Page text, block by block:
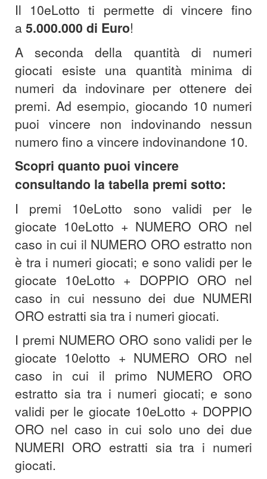
Il 10eLotto ti permette di vincere fino
a 5.000.000 di Euro!
A seconda della quantità di numeri
giocati esiste una quantità minima di
numeri da indovinare per ottenere dei
premi. Ad esempio, giocando 10 numeri
puoi vincere non indovinando nessun
numero fino a vincere indovinandone 10.
Scopri quanto puoi vincere
consultando la tabella premi sotto:
I premi 10eLotto sono validi per le
giocate 10eLotto + NUMERO ORO nel
caso in cui il NUMERO ORO estratto non
è tra i numeri giocati; e sono validi per le
giocate 10eLotto + DOPPIO ORO nel
caso in cui nessuno dei due NUMERI
ORO estratti sia tra i numeri giocati.
I premi NUMERO ORO sono validi per le
giocate 10elotto + NUMERO ORO nel
caso in cui il primo NUMERO ORO
estratto sia tra i numeri giocati; e sono
validi per le giocate 10eLotto + DOPPIO
ORO nel caso in cui solo uno dei due
NUMERI ORO estratti sia tra i numeri
giocati.